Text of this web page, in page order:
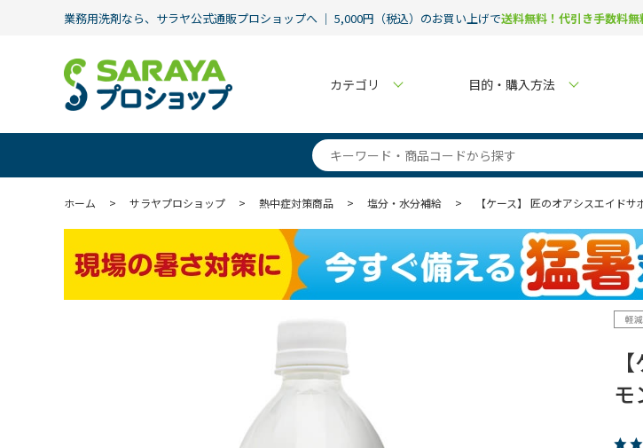
業務用洗剤なら、サラヤ公式通販プロショップへ ｜ 5,000円（税込）のお買い上げで送料無料！代引き手数料無
カテゴリ 目的・購入方法
ホーム > サラヤプロショップ > 熱中症対策商品 > 塩分・水分補給 > 【ケース】 匠のオアシスエイド